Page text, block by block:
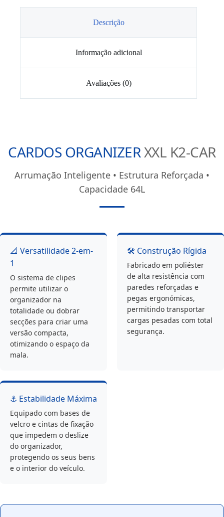
Descrição
Informação adicional
Avaliações (0)
CARDOS ORGANIZERXXL K2-CAR
Arrumação Inteligente • Estrutura Reforçada •
Capacidade 64L
📐 Versatilidade 2-em-
1
O sistema de clipes
permite utilizar o
organizador na
totalidade ou dobrar
secções para criar uma
versão compacta,
otimizando o espaço da
mala.
🛠️ Construção Rígida
Fabricado em poliéster
de alta resistência com
paredes reforçadas e
pegas ergonómicas,
permitindo transportar
cargas pesadas com total
segurança.
⚓ Estabilidade Máxima
Equipado com bases de
velcro e cintas de fixação
que impedem o deslize
do organizador,
protegendo os seus bens
e o interior do veículo.